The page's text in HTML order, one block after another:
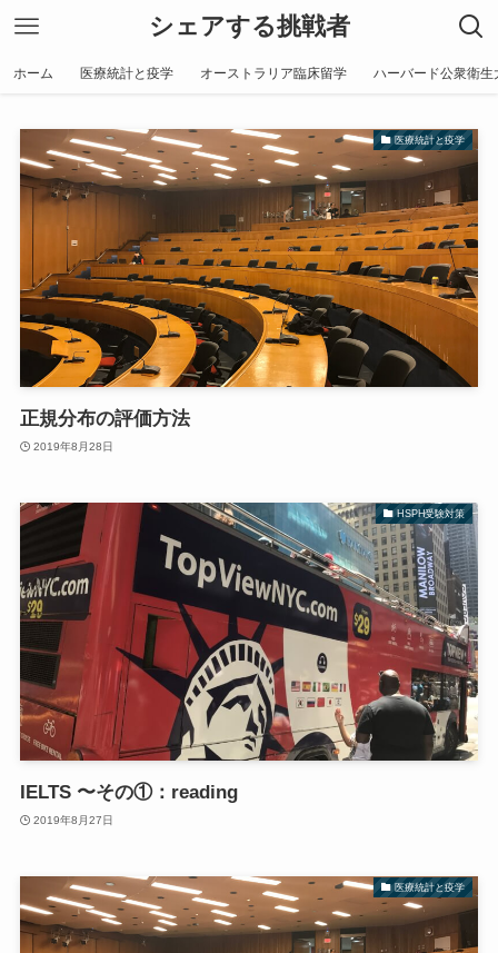
シェアする挑戦者
ホーム 医療統計と疫学 オーストラリア臨床留学 ハーバード公衆衛生
医療統計と疫学
正規分布の評価方法
2019年8月28日
HSPH受験対策
IELTS 〜その①：reading
2019年8月27日
医療統計と疫学